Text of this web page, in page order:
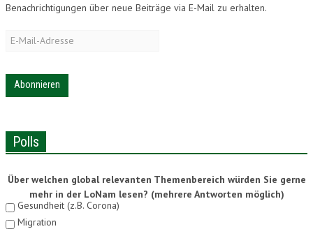
Benachrichtigungen über neue Beiträge via E-Mail zu erhalten.
E-
Polls
Über welchen global relevanten Themenbereich würden Sie gerne
mehr in der LoNam lesen? (mehrere Antworten möglich)
Gesundheit (z.B. Corona)
Migration